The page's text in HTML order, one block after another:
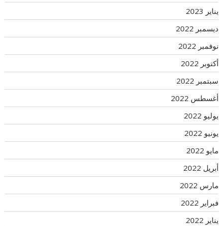
يناير 2023
ديسمبر 2022
نوفمبر 2022
أكتوبر 2022
سبتمبر 2022
أغسطس 2022
يوليو 2022
يونيو 2022
مايو 2022
أبريل 2022
مارس 2022
فبراير 2022
يناير 2022